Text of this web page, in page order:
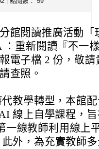
館閱讀推廣活動
：重新閱讀『不一
電子檔 2 份，敬
查照。
教學轉型，本館
線上自學課程，
一線教師利用線上
外，為充實教師